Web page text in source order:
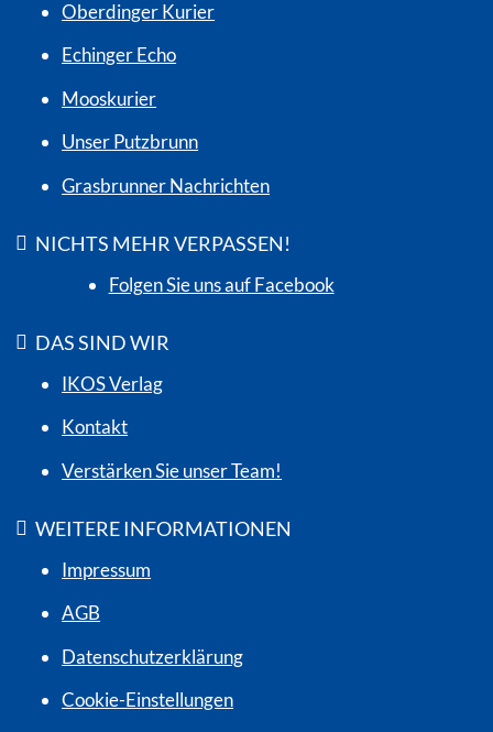
Oberdinger Kurier
Echinger Echo
Mooskurier
Unser Putzbrunn
Grasbrunner Nachrichten
NICHTS MEHR VERPASSEN!
Folgen Sie uns auf Facebook
DAS SIND WIR
IKOS Verlag
Kontakt
Verstärken Sie unser Team!
WEITERE INFORMATIONEN
Impressum
AGB
Datenschutzerklärung
Cookie-Einstellungen